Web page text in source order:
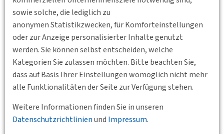
sowie solche, die lediglich zu
anonymen Statistikzwecken, für Komforteinstellungen
oder zur Anzeige personalisierter Inhalte genutzt
werden. Sie können selbst entscheiden, welche
Kategorien Sie zulassen möchten. Bitte beachten Sie,
dass auf Basis Ihrer Einstellungen womöglich nicht mehr
alle Funktionalitäten der Seite zur Verfügung stehen.
Weitere Informationen finden Sie in unseren
Datenschutzrichtlinienund Impressum.